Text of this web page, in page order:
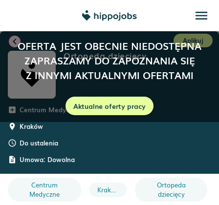
menu
OFERTA JEST OBECNIE NIEDOSTĘPNA
ZAPRASZAMY DO ZAPOZNANIA SIĘ
Z INNYMI AKTUALNYMI OFERTAMI
Aktualne oferty pracy
chevron_left Aplikuj
Ortopeda dziecięcy
add_box Centrum Medyczne Insmind
room Kraków
schedule Do ustalenia
description Umowa: Dowolna
Centrum
Medyczne
Kraków
Ortopeda
dziecięcy